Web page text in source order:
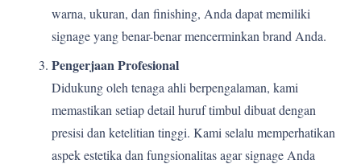
warna, ukuran, dan finishing, Anda dapat memiliki
signage yang benar-benar mencerminkan brand Anda.
Pengerjaan Profesional
Didukung oleh tenaga ahli berpengalaman, kami
memastikan setiap detail huruf timbul dibuat dengan
presisi dan ketelitian tinggi. Kami selalu memperhatikan
aspek estetika dan fungsionalitas agar signage Anda